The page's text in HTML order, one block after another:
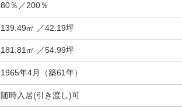
80％／200％
139.49㎡ ／42.19坪
181.81㎡ ／54.99坪
1965年4月（築61年）
随時入居(引き渡し)可